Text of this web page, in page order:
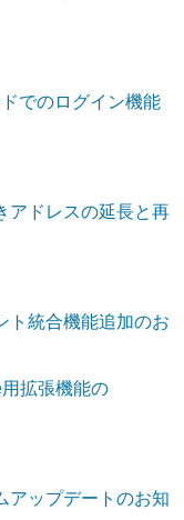
でのログイン機能
アドレスの延長と再
ト統合機能追加のお
拡張機能の
アップデートのお知